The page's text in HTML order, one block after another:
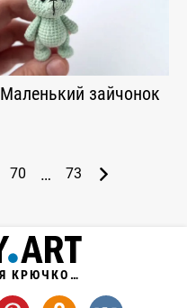
Маленький зайчонок
70 … 73
СХЕМЫ ВЯЗАНИЯ КРЮЧКОМ